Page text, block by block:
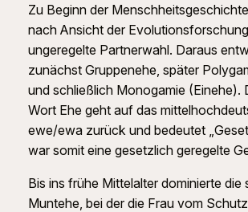
Zu Beginn der
nach Ansicht der Evolutionsforschung
ungeregelte Partnerwahl. Daraus
zunächst Gruppenehe, später
und schließlich Monogamie (Einehe).
Wort Ehe geht auf das
ewe/ewa zurück und bedeutet
war somit eine gesetzlich geregelte
Bis ins frühe Mittelalter dominierte die
Muntehe, bei der die Frau vom